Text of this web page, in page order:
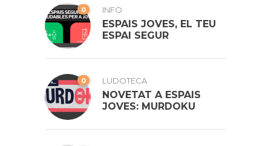
0 INFO
ESPAIS JOVES, EL TEU
ESPAI SEGUR
0 LUDOTECA
NOVETAT A ESPAIS
JOVES: MURDOKU